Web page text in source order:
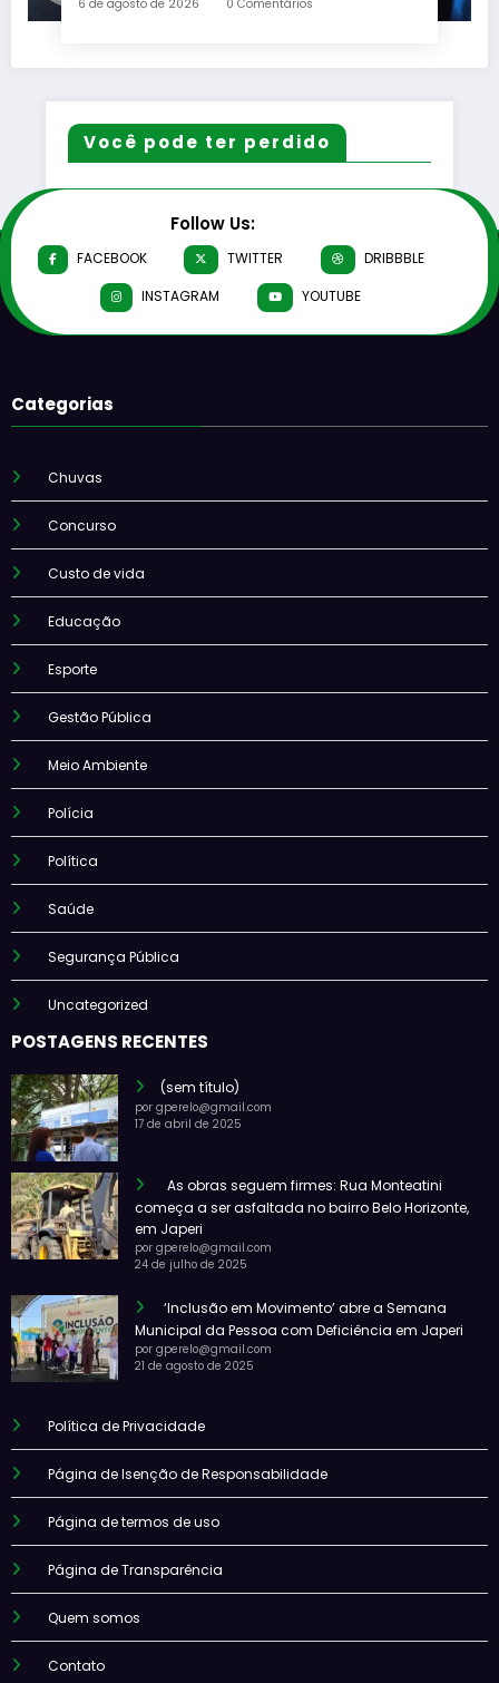
6 de agosto de 2026 0 Comentários
Você pode ter perdido
Follow Us:
FACEBOOK TWITTER
DRIBBBLE
INSTAGRAM
YOUTUBE
Categorias
Chuvas
Concurso
Custo de vida
Educação
Esporte
Gestão Pública
Meio Ambiente
Polícia
Política
Saúde
Segurança Pública
Uncategorized
POSTAGENS RECENTES
(sem título)
por gperelo@gmail.com
17 de abril de 2025
As obras seguem firmes: Rua Monteatini
começa a ser asfaltada no bairro Belo Horizonte,
em Japeri
por gperelo@gmail.com
24 de julho de 2025
‘Inclusão em Movimento’ abre a Semana
Municipal da Pessoa com Deficiência em Japeri
por gperelo@gmail.com
21 de agosto de 2025
Política de Privacidade
Página de Isenção de Responsabilidade
Página de termos de uso
Página de Transparência
Quem somos
Contato